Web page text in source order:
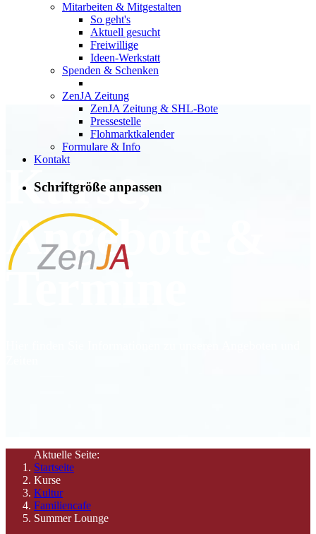
Mitarbeiten & Mitgestalten
So geht's
Aktuell gesucht
Freiwillige
Ideen-Werkstatt
Spenden & Schenken
ZenJA Zeitung
ZenJA Zeitung & SHL-Bote
Pressestelle
Flohmarktkalender
Formulare & Info
Kontakt
Schriftgröße anpassen
Kurse,
Angebote &
Termine
Aktuelle Seite:
Startseite
Kurse
Kultur
Familiencafe
Summer Lounge